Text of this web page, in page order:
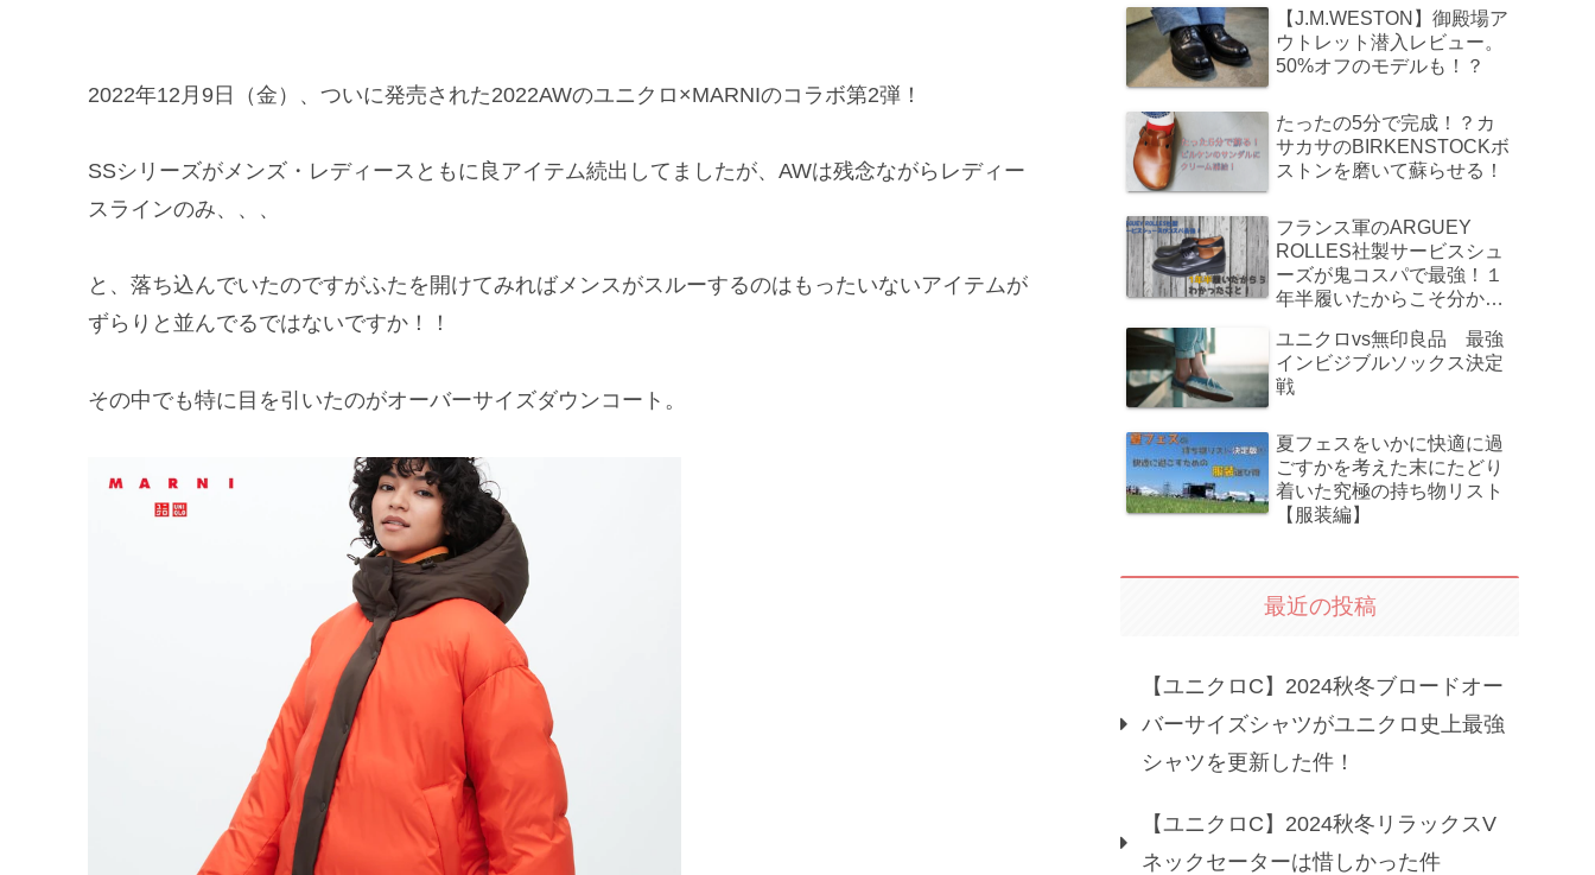
2022年12月9日（金）、ついに発売された2022AWのユニクロ×MARNIのコラボ第2弾！
SSシリーズがメンズ・レディースともに良アイテム続出してましたが、AWは残念ながらレディー
スラインのみ、、、
と、落ち込んでいたのですがふたを開けてみればメンスがスルーするのはもったいないアイテムが
ずらりと並んでるではないですか！！
その中でも特に目を引いたのがオーバーサイズダウンコート。
【J.M.WESTON】御殿場ア
ウトレット潜入レビュー。
50%オフのモデルも！？
たったの5分で完成！？カ
サカサのBIRKENSTOCKボ
ストンを磨いて蘇らせる！
フランス軍のARGUEY
ROLLES社製サービスシュ
ーズが鬼コスパで最強！１
年半履いたからこそ分かっ
ユニクロvs無印良品 最強
インビジブルソックス決定
戦
夏フェスをいかに快適に過
ごすかを考えた末にたどり
着いた究極の持ち物リスト
【服装編】
最近の投稿
【ユニクロC】2024秋冬ブロードオー
バーサイズシャツがユニクロ史上最強
シャツを更新した件！
【ユニクロC】2024秋冬リラックスV
ネックセーターは惜しかった件